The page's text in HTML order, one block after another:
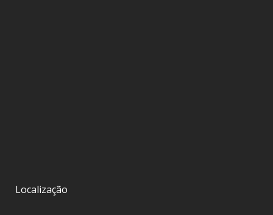
Localização